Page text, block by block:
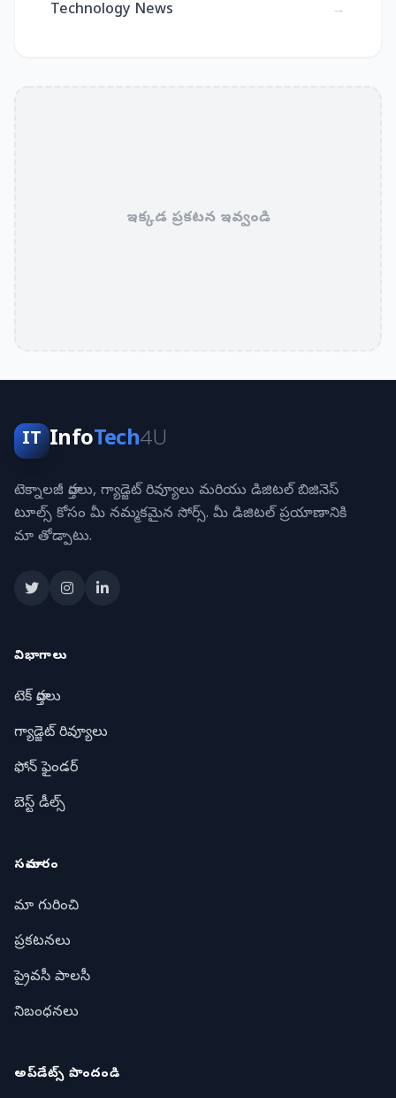
Technology News →
ఇక్కడ ప్రకటన ఇవ్వండి
IT InfoTech4U
టెక్నాలజీ వార్తలు, గ్యాడ్జెట్ రివ్యూలు మరియు డిజిటల్ బిజినెస్
టూల్స్ కోసం మీ నమ్మకమైన సోర్స్. మీ డిజిటల్ ప్రయాణానికి
మా తోడ్పాటు.
విభాగాలు
టెక్ వార్తలు
గ్యాడ్జెట్ రివ్యూలు
ఫోన్ ఫైండర్
బెస్ట్ డీల్స్
సమాచారం
మా గురించి
ప్రకటనలు
ప్రైవసీ పాలసీ
నిబంధనలు
అప్‌డేట్స్ పొందండి